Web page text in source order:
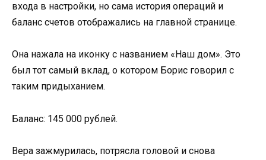
входа в настройки, но сама история операций и
баланс счетов отображались на главной странице.
Она нажала на иконку с названием «Наш дом». Это
был тот самый вклад, о котором Борис говорил с
таким придыханием.
Баланс: 145 000 рублей.
Вера зажмурилась, потрясла головой и снова